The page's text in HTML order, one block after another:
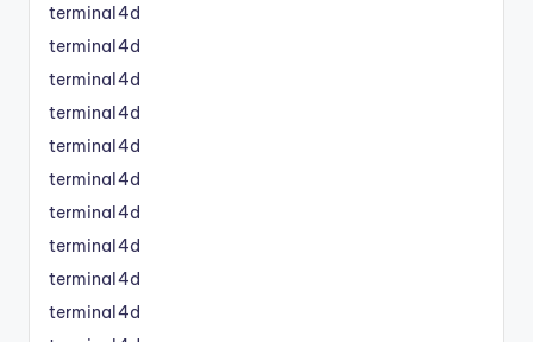
terminal4d
terminal4d
terminal4d
terminal4d
terminal4d
terminal4d
terminal4d
terminal4d
terminal4d
terminal4d